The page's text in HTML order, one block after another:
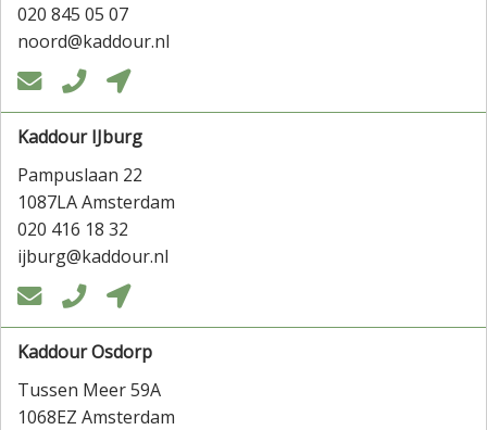
020 845 05 07
noord@kaddour.nl
  
Kaddour IJburg
Pampuslaan 22
1087LA Amsterdam
020 416 18 32
ijburg@kaddour.nl
  
Kaddour Osdorp
Tussen Meer 59A
1068EZ Amsterdam